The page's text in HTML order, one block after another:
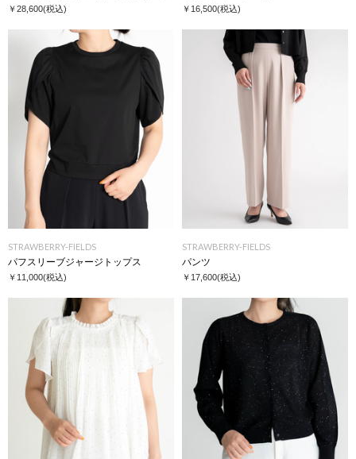
￥28,600(税込) ￥16,500(税込)
STRAWBERRY-FIELDS
パフスリーブジャージトップス
￥11,000(税込)
STRAWBERRY-FIELDS
パンツ
￥17,600(税込)